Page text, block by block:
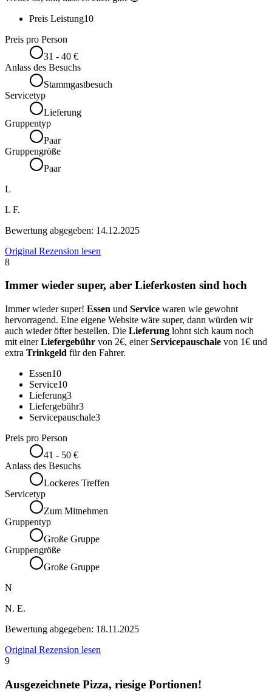
Preis Leistung10
Preis pro Person
31 - 40 €
Anlass des Besuchs
Stammgastbesuch
Servicetyp
Lieferung
Gruppentyp
Paar
Gruppengröße
Paar
L
L F.
Bewertung abgegeben: 14.12.2025
Original Rezension lesen
8
Immer wieder super, aber Lieferkosten sind hoch
Immer wieder super! Essen und Service waren wie gewohnt
hervorragend. Eine eigene Website wäre super, dann würden wir
auch wieder öfter bestellen. Die Lieferung lohnt sich kaum noch
mit einerLiefergebühr von 2€, einerServicepauschale von 1€ und
extra Trinkgeld für den Fahrer.
Essen10
Service10
Lieferung3
Liefergebühr3
Servicepauschale3
Preis pro Person
41 - 50 €
Anlass des Besuchs
Lockeres Treffen
Servicetyp
Zum Mitnehmen
Gruppentyp
Große Gruppe
Gruppengröße
Große Gruppe
N
N. E.
Bewertung abgegeben: 18.11.2025
Original Rezension lesen
9
Ausgezeichnete Pizza, riesige Portionen!